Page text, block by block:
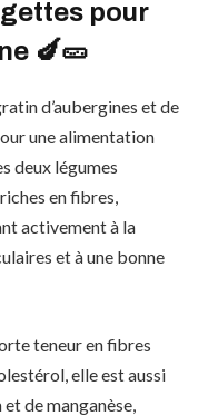
pour
🍆🥒
d’aubergines et de
une alimentation
deux légumes
en fibres,
activement à la
et à une bonne
teneur en fibres
elle est aussi
de manganèse,